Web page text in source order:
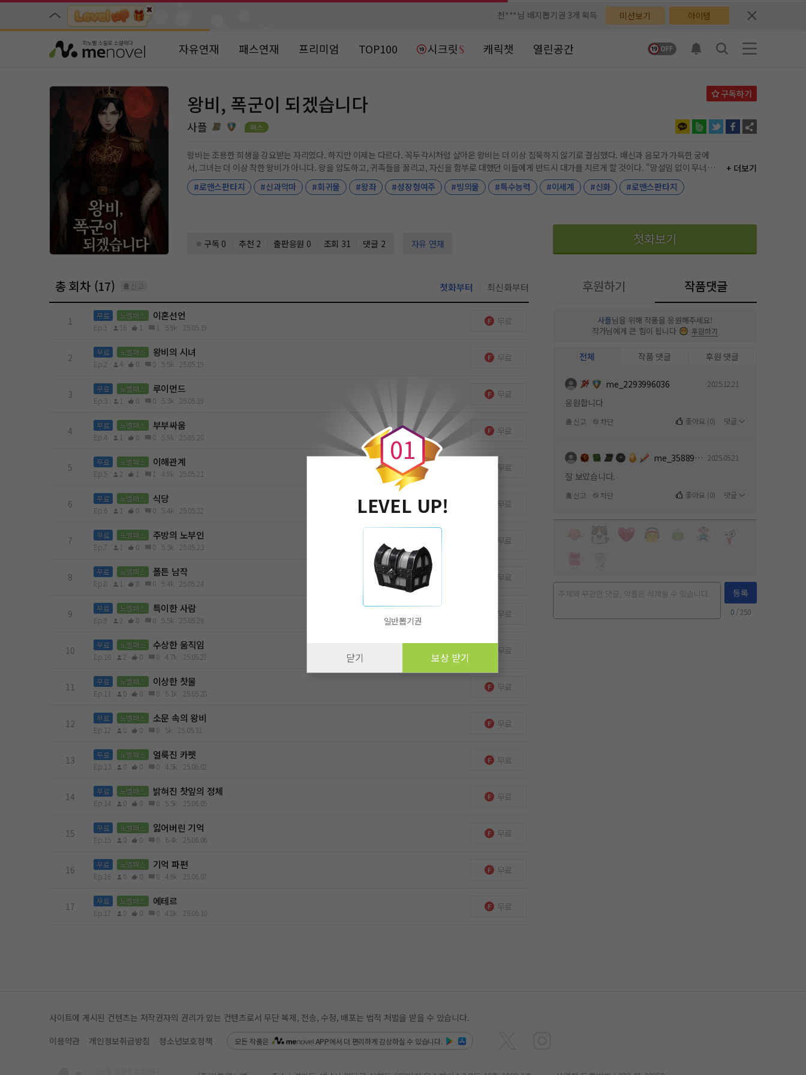
메**님 노벨패스 체험권 3일 획득
메**님 노벨패스 체험권 3일 획득
주*님 배지뽑기권 1개 획득
주*님 배지뽑기권 1개 획득
인*님 레어뽑기권 1개 획득
인*님 레어뽑기권 1개 획득
미션보기 아이템
자유연재 패스연재 프리미엄 TOP100 시크릿 캐릭챗 열린공간
왕비, 폭군이 되겠습니다
사플
왕비는 조용한 희생을 강요받는 자리였다. 하지만 이제는 다르다. 꼭두각시처럼 살아온 왕비는 더 이상 침묵하지 않기로 결심했다. 배신과 음모가 가득한 궁에
서, 그녀는 더 이상 착한 왕비가 아니다. 왕을 압도하고, 귀족들을 꿇리고, 자신을 함부로 대했던 이들에게 반드시 대가를 치르게 할 것이다. "망설임 없이 무너뜨
릴 거야. 네놈들이 그렇게 원했던 폭군이 되어주지." 이제 그녀가 손에 쥔 권력은 누구도 빼앗을 수 없다. 궁을 집어삼킬 폭군의 탄생. 그 이야기가 지금부터 시작
된다.
+ 더보기
#로맨스판타지
#신과악마 #회귀물 #왕좌 #성장형여주 #빙의물 #특수능력 #이세계 #신화 #로맨스판타지
구독 0 추천 2 출판응원 0 조회 31 댓글 2 자유 연재 첫화보기
총 회차 (17) 신고 첫화부터 최신화부터
1 무료 노벨패스 이혼선언
Ep.1 16 1 1 5.9k 25.05.19
무료
2 무료 노벨패스 왕비의 시녀
Ep.2 4 0 0 5.5k 25.05.19
무료
3 무료 노벨패스 루이먼드
Ep.3 1 0 0 5.3k 25.05.19
무료
4 무료 노벨패스 부부싸움
Ep.4 1 0 0 5.9k 25.05.20
무료
5 무료 노벨패스 이해관계
Ep.5 2 1 1 4.9k 25.05.21
무료
6 무료 노벨패스 식당
Ep.6 1 0 0 5.4k 25.05.22
무료
7 무료 노벨패스 주방의 노부인
Ep.7 1 0 0 5.3k 25.05.23
무료
8 무료 노벨패스 폴튼 남작
Ep.8 1 0 0 5.4k 25.05.24
무료
9 무료 노벨패스 특이한 사람
Ep.9 2 0 0 5.5k 25.05.26
무료
10 무료 노벨패스 수상한 움직임
Ep.10 2 0 0 4.7k 25.05.27
무료
11 무료 노벨패스 이상한 찻물
Ep.11 0 0 0 5.1k 25.05.28
무료
12 무료 노벨패스 소문 속의 왕비
Ep.12 0 0 0 5k 25.05.31
무료
13 무료 노벨패스 얼룩진 카펫
Ep.13 0 0 0 4.5k 25.06.02
무료
14 무료 노벨패스 밝혀진 찻잎의 정체
Ep.14 0 0 0 5.5k 25.06.05
무료
15 무료 노벨패스 잃어버린 기억
Ep.15 0 0 0 6.4k 25.06.06
무료
16 무료 노벨패스 기억 파편
Ep.16 0 0 0 4.9k 25.06.07
무료
17 무료 노벨패스 에테르
Ep.17 0 0 0 4.8k 25.06.10
무료
후원하기 작품댓글
사플님을 위해 작품을 응원해주세요!
작가님에게 큰 힘이 됩니다
후원하기
전체 작품 댓글 후원 댓글
me_2293996036 2025.12.21
응원합니다
신고 차단 좋아요 (0) 댓글
me_358891154 2025.05.21
잘 보았습니다.
신고 차단 좋아요 (0) 댓글
등록
0 / 250
0
0
1
LEVEL UP!
일반뽑기권
닫기 보상 받기
사이트에 게시된 컨텐츠는 저작권자의 권리가 있는 컨텐츠로서 무단 복제, 전송, 수정, 배포는 법적 처벌을 받을 수 있습니다.
이용약관
개인정보취급방침 청소년보호정책 모든 작품은 APP에서 더 편리하게 감상하실 수 있습니다.